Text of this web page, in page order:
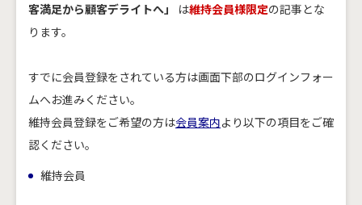
客満足から顧客デライトへ」
は維持会員様限定の記事とな
ります。
すでに会員登録をされている方は画面下部のログインフォー
ムへお進みください。
維持会員登録をご希望の方は会員案内より以下の項目をご確
認ください。
維持会員